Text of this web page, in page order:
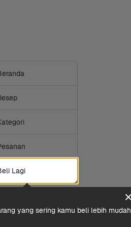
Lagi
Lagi
yang sering kamu beli lebih mudah